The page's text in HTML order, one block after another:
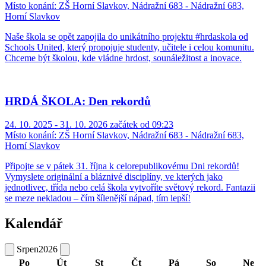
Místo konání: ZŠ Horní Slavkov, Nádražní 683 - Nádražní 683,
Horní Slavkov
Naše škola se opět zapojila do unikátního projektu #hrdaskola od
Schools United, který propojuje studenty, učitele i celou komunitu.
Chceme být školou, kde vládne hrdost, sounáležitost a inovace.
HRDÁ ŠKOLA: Den rekordů
24. 10. 2025 - 31. 10. 2026 začátek od 09:23
Místo konání: ZŠ Horní Slavkov, Nádražní 683 - Nádražní 683,
Horní Slavkov
Připojte se v pátek 31. října k celorepublikovému Dni rekordů!
Vymyslete originální a bláznivé disciplíny, ve kterých jako
jednotlivec, třída nebo celá škola vytvoříte světový rekord. Fantazii
se meze nekladou – čím šílenější nápad, tím lepší!
Kalendář
Srpen2026
Po
Út St Čt Pá So
Ne